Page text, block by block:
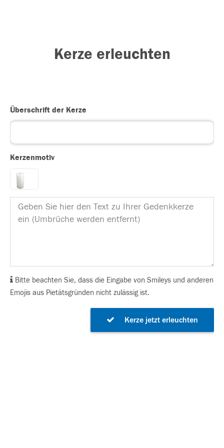
Kerze erleuchten
Überschrift der Kerze
Kerzenmotiv
Bitte beachten Sie, dass die Eingabe von Smileys und anderen
Emojis aus Pietätsgründen nicht zulässig ist.
Kerze jetzt erleuchten